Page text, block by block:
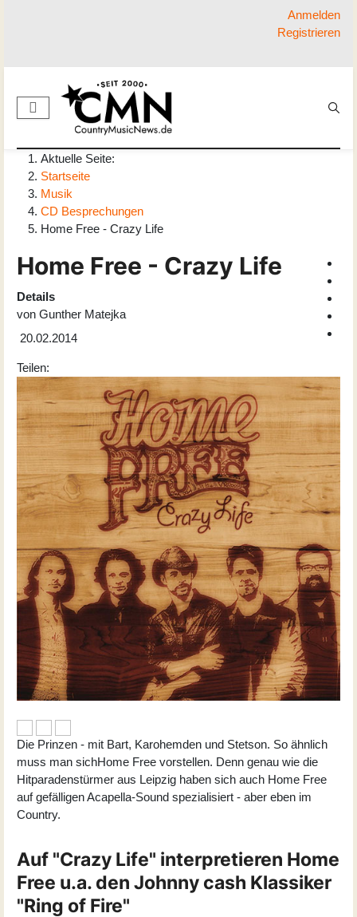
Anmelden
Registrieren
Aktuelle Seite:
Startseite
Musik
CD Besprechungen
Home Free - Crazy Life
Home Free - Crazy Life
Details
von Gunther Matejka
20.02.2014
Teilen:
Die Prinzen - mit Bart, Karohemden und Stetson. So ähnlich
muss man sichHome Free vorstellen. Denn genau wie die
Hitparadenstürmer aus Leipzig haben sich auch Home Free
auf gefälligen Acapella-Sound spezialisiert - aber eben im
Country.
Auf "Crazy Life" interpretieren Home
Free u.a. den Johnny cash Klassiker
"Ring of Fire"